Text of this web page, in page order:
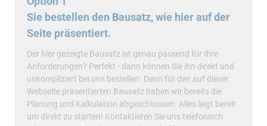
Sie bestellen den Bausatz, wie hier auf der
Seite präsentiert.
Der hier gezeigte Bausatz ist genau passend für Ihre
Anforderungen? Perfekt - dann können Sie ihn direkt und
unkompliziert bei uns bestellen. Denn für den auf dieser
Webseite präsentierten Bausatz haben wir bereits die
Planung und Kalkulation abgeschlossen. Alles liegt bereit
um direkt zu starten! Kontaktieren Sie uns telefonisch